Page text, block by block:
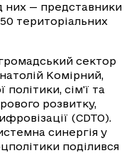
них — представники
територіальних
сектор
Комірний,
політики, сім'ї та
розвитку,
(CDTO).
синергія у
поділився